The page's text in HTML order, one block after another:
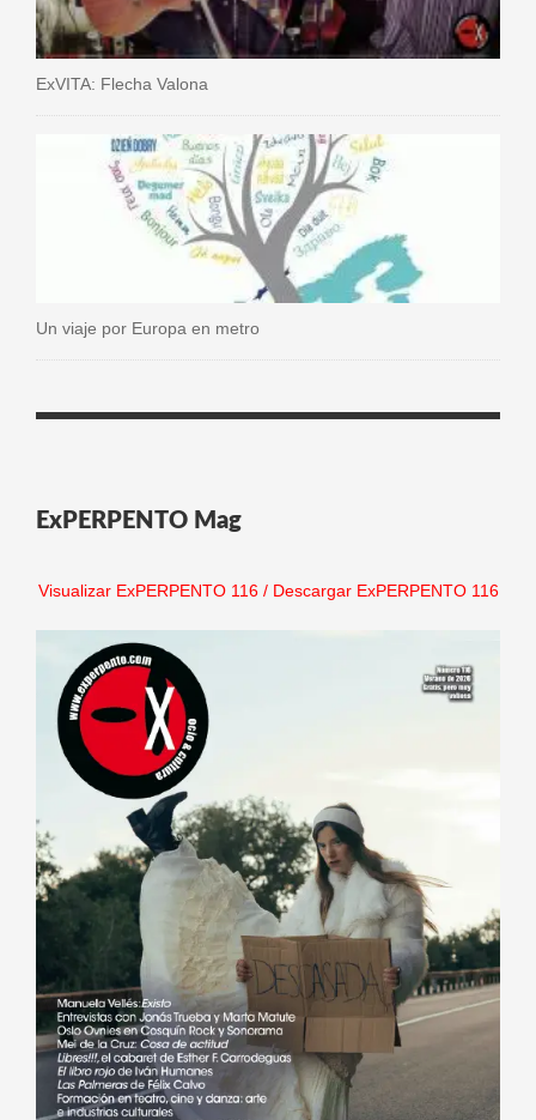
ExVITA: Flecha Valona
Un viaje por Europa en metro
ExPERPENTO Mag
Visualizar ExPERPENTO 116/ Descargar ExPERPENTO 116